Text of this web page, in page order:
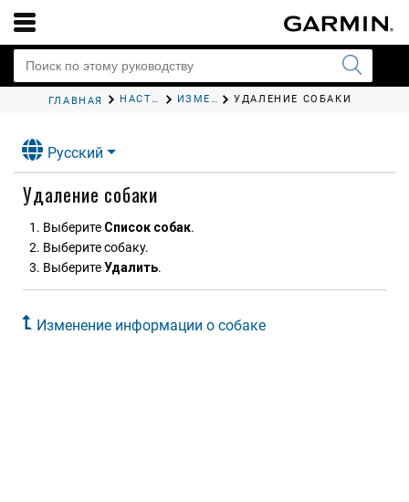
ГЛАВНАЯ НАСТРОЙКА УСТРОЙСТВА ДЛЯ СОБАЧЬЕГО ОШЕЙНИКА ИЗМЕНЕНИЕ ИНФОРМАЦИИ О СОБАКЕ УДАЛЕНИЕ СОБАКИ
Русский
Удаление собаки
Выберите Список собак.
Выберите собаку.
ВыберитеУдалить.
Изменение информации о собаке